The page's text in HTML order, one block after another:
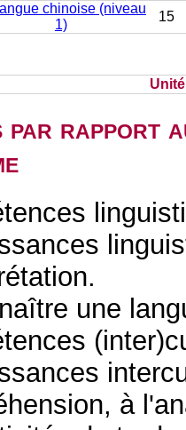
chinoise (niveau
1)
15
rapport
une
à